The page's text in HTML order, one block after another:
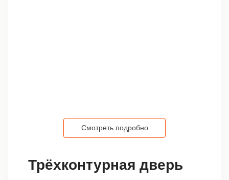
Трёхконтурная дверь
Смотреть подробно